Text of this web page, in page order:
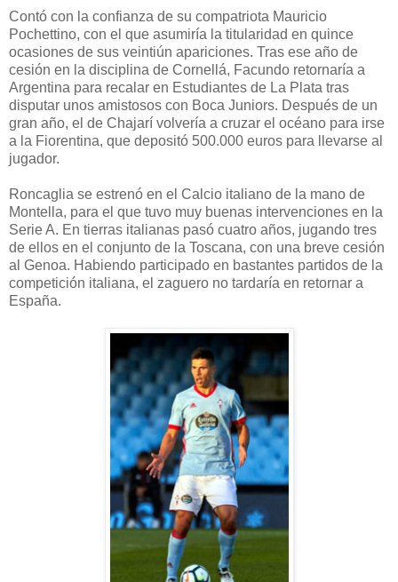
Contó con la confianza de su compatriota Mauricio
Pochettino, con el que asumiría la titularidad en quince
ocasiones de sus veintiún apariciones. Tras ese año de
cesión en la disciplina de Cornellá, Facundo retornaría a
Argentina para recalar en Estudiantes de La Plata tras
disputar unos amistosos con Boca Juniors. Después de un
gran año, el de Chajarí volvería a cruzar el océano para irse
a la Fiorentina, que depositó 500.000 euros para llevarse al
jugador.
Roncaglia se estrenó en el Calcio italiano de la mano de
Montella, para el que tuvo muy buenas intervenciones en la
Serie A. En tierras italianas pasó cuatro años, jugando tres
de ellos en el conjunto de la Toscana, con una breve cesión
al Genoa. Habiendo participado en bastantes partidos de la
competición italiana, el zaguero no tardaría en retornar a
España.